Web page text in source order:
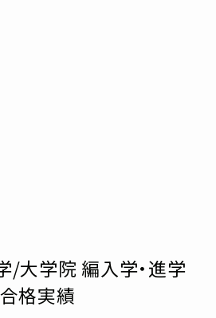
/大学院 編入学・進学
合格実績